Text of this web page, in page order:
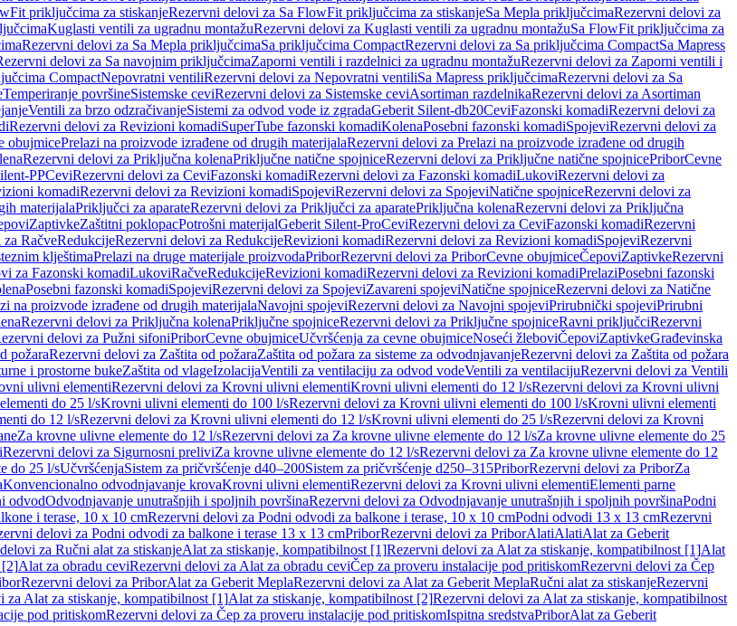
priključcima za stiskanjeRezervni delovi za Sa FlowFit priključcima za stiskanjeSa Mepla priključcimaRezervni delovi za
Kuglasti ventili za ugradnu montažuRezervni delovi za Kuglasti ventili za ugradnu montažuSa FlowFit priključcima za
Rezervni delovi za Sa Mepla priključcimaSa priključcima CompactRezervni delovi za Sa priključcima CompactSa Mapress
delovi za Sa navojnim priključcimaZaporni ventili i razdelnici za ugradnu montažuRezervni delovi za Zaporni ventili i
CompactNepovratni ventiliRezervni delovi za Nepovratni ventiliSa Mapress priključcimaRezervni delovi za Sa
Temperiranje površineSistemske ceviRezervni delovi za Sistemske ceviAsortiman razdelnikaRezervni delovi za Asortiman
Ventili za brzo odzračivanjeSistemi za odvod vode iz zgradaGeberit Silent-db20CeviFazonski komadiRezervni delovi za
Rezervni delovi za Revizioni komadiSuperTube fazonski komadiKolenaPosebni fazonski komadiSpojeviRezervni delovi za
obujmicePrelazi na proizvode izrađene od drugih materijalaRezervni delovi za Prelazi na proizvode izrađene od drugih
Rezervni delovi za Priključna kolenaPriključne natične spojniceRezervni delovi za Priključne natične spojnicePriborCevne
PPCeviRezervni delovi za CeviFazonski komadiRezervni delovi za Fazonski komadiLukoviRezervni delovi za
komadiRezervni delovi za Revizioni komadiSpojeviRezervni delovi za SpojeviNatične spojniceRezervni delovi za
materijalaPriključci za aparateRezervni delovi za Priključci za aparatePriključna kolenaRezervni delovi za Priključna
ZaptivkeZaštitni poklopacPotrošni materijalGeberit Silent-ProCeviRezervni delovi za CeviFazonski komadiRezervni
RačveRedukcijeRezervni delovi za RedukcijeRevizioni komadiRezervni delovi za Revizioni komadiSpojeviRezervni
klještimaPrelazi na druge materijale proizvodaPriborRezervni delovi za PriborCevne obujmiceČepoviZaptivkeRezervni
za Fazonski komadiLukoviRačveRedukcijeRevizioni komadiRezervni delovi za Revizioni komadiPrelaziPosebni fazonski
Posebni fazonski komadiSpojeviRezervni delovi za SpojeviZavareni spojeviNatične spojniceRezervni delovi za Natične
na proizvode izrađene od drugih materijalaNavojni spojeviRezervni delovi za Navojni spojeviPrirubnički spojeviPrirubni
Rezervni delovi za Priključna kolenaPriključne spojniceRezervni delovi za Priključne spojniceRavni priključciRezervni
delovi za Pužni sifoniPriborCevne obujmiceUčvršćenja za cevne obujmiceNoseći žleboviČepoviZaptivkeGrađevinska
požaraRezervni delovi za Zaštita od požaraZaštita od požara za sisteme za odvodnjavanjeRezervni delovi za Zaštita od požara
i prostorne bukeZaštita od vlageIzolacijaVentili za ventilaciju za odvod vodeVentili za ventilacijuRezervni delovi za Ventili
ulivni elementiRezervni delovi za Krovni ulivni elementiKrovni ulivni elementi do 12 l/sRezervni delovi za Krovni ulivni
do 25 l/sKrovni ulivni elementi do 100 l/sRezervni delovi za Krovni ulivni elementi do 100 l/sKrovni ulivni elementi
do 12 l/sRezervni delovi za Krovni ulivni elementi do 12 l/sKrovni ulivni elementi do 25 l/sRezervni delovi za Krovni
Za krovne ulivne elemente do 12 l/sRezervni delovi za Za krovne ulivne elemente do 12 l/sZa krovne ulivne elemente do 25
Rezervni delovi za Sigurnosni preliviZa krovne ulivne elemente do 12 l/sRezervni delovi za Za krovne ulivne elemente do 12
do 25 l/sUčvršćenjaSistem za pričvršćenje d40–200Sistem za pričvršćenje d250–315PriborRezervni delovi za PriborZa
Konvencionalno odvodnjavanje krovaKrovni ulivni elementiRezervni delovi za Krovni ulivni elementiElementi parne
odvodOdvodnjavanje unutrašnjih i spoljnih površinaRezervni delovi za Odvodnjavanje unutrašnjih i spoljnih površinaPodni
i terase, 10 x 10 cmRezervni delovi za Podni odvodi za balkone i terase, 10 x 10 cmPodni odvodi 13 x 13 cmRezervni
delovi za Podni odvodi za balkone i terase 13 x 13 cmPriborRezervni delovi za PriborAlatiAlatiAlat za Geberit
za Ručni alat za stiskanjeAlat za stiskanje, kompatibilnost [1]Rezervni delovi za Alat za stiskanje, kompatibilnost [1]Alat
[2]Alat za obradu ceviRezervni delovi za Alat za obradu ceviČep za proveru instalacije pod pritiskomRezervni delovi za Čep
Rezervni delovi za PriborAlat za Geberit MeplaRezervni delovi za Alat za Geberit MeplaRučni alat za stiskanjeRezervni
za Alat za stiskanje, kompatibilnost [1]Alat za stiskanje, kompatibilnost [2]Rezervni delovi za Alat za stiskanje, kompatibilnost
pod pritiskomRezervni delovi za Čep za proveru instalacije pod pritiskomIspitna sredstvaPriborAlat za Geberit